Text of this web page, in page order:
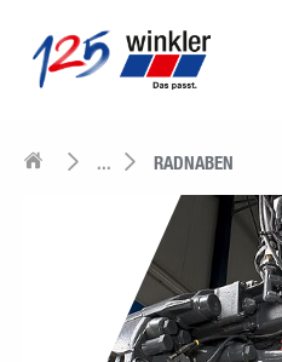
... RADNABEN